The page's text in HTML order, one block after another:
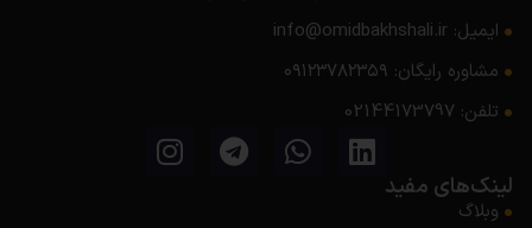
ایمیل: info@omidbakhshali.ir
مشاوره رایگان: ۰۹۱۲۳۷۸۲۳۵۹
تلفن: 02144173797
لینک‌های مفید
وبلاگ